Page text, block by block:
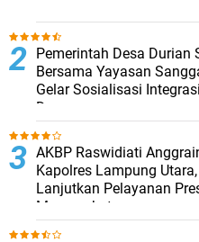
Pemerintah Desa Durian
Bersama Yayasan
Gelar Sosialisasi
Desa
AKBP Raswidiati
Kapolres Lampung
Lanjutkan Pelayanan
Masyarakat